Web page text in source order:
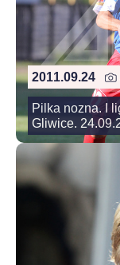
2011.09.24
Pilka nozna. I
Gliwice.